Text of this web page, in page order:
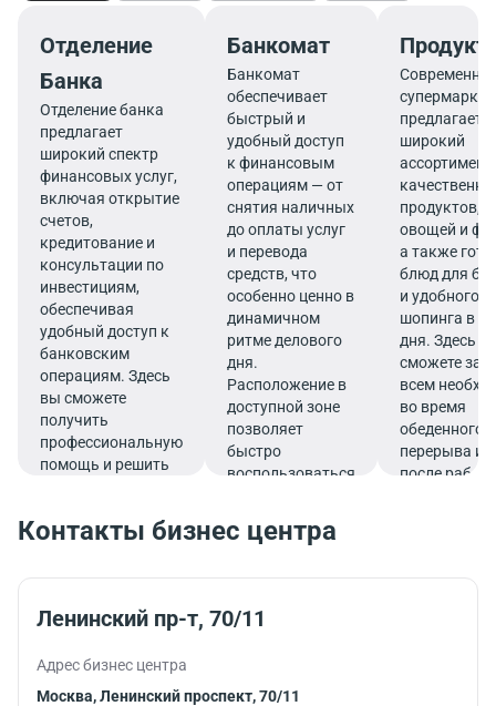
Отделение
Банка
Отделение банка
предлагает
широкий спектр
финансовых услуг,
включая открытие
счетов,
кредитование и
консультации по
инвестициям,
обеспечивая
удобный доступ к
банковским
операциям. Здесь
вы сможете
получить
профессиональную
помощь и решить
комфортной
Банкомат
Банкомат
обеспечивает
быстрый и
удобный доступ
к финансовым
операциям — от
снятия наличных
до оплаты услуг
и перевода
средств, что
особенно ценно в
динамичном
ритме делового
дня.
Расположение в
доступной зоне
позволяет
быстро
воспользоваться
супермаркет
предлагает
широкий
ассортимент
продуктов,
овощей и
а также
блюд для
и удобного
шопинга в
дня. Здесь
сможете
всем
во время
обеденного
перерыва
после
Контакты бизнес центра
Ленинский пр-т, 70/11
Адрес бизнес центра
Москва, Ленинский проспект, 70/11